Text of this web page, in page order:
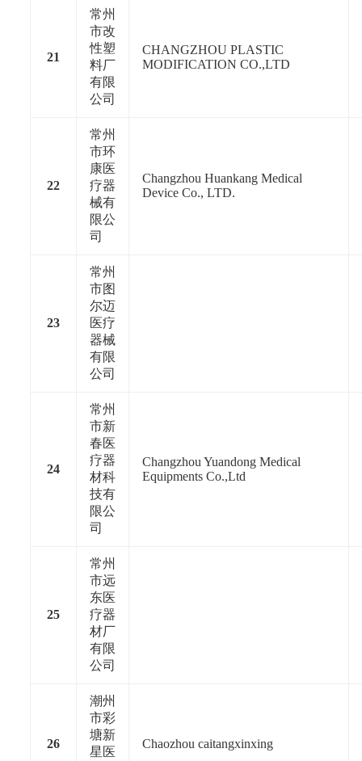
21
常州
市改
性塑
料厂
有限
公司
CHANGZHOU PLASTIC
MODIFICATION CO.,LTD
22
常州
市环
康医
疗器
械有
限公
司
Changzhou Huankang Medical
Device Co., LTD.
23
常州
市图
尔迈
医疗
器械
有限
公司
24
常州
市新
春医
疗器
材科
技有
限公
司
Changzhou Yuandong Medical
Equipments Co.,Ltd
25
常州
市远
东医
疗器
材厂
有限
公司
26
潮州
市彩
塘新
星医
Chaozhou caitangxinxing